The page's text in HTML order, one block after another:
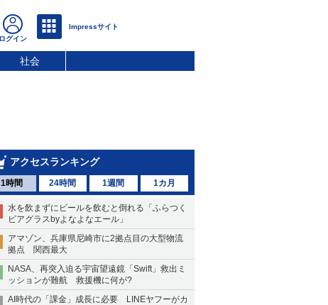
社会
アクセスランキング
1時間 24時間 1週間 1カ月
水を飲まずにビールを飲むと倒れる「ふらつく
ビアグラスbyよなよなエール」
アマゾン、兵庫県尼崎市に2拠点目の大型物流
拠点 関西最大
NASA、再突入迫る宇宙望遠鏡「Swift」救出ミ
ッションが難航 救援機に何が?
AI時代の「課金」成長に必要 LINEヤフーがカ